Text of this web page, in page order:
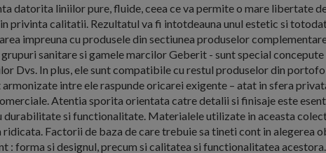
datorita liniilor pure, fluide, ceea ce va permite o mare libertate
privinta calitatii. Rezultatul va fi intotdeauna unul estetic si
impreuna cu produsele din sectiunea produselor
sanitare si gamele marcilor Geberit - sunt special concepute
Dvs. In plus, ele sunt compatibile cu restul produselor din
intre ele raspunde oricarei exigente – atat in sfera
Atentia sporita orientata catre detalii si finisaje este
durabilitate si functionalitate. Materialele utilizate in aceasta
ridicata. Factorii de baza de care trebuie sa tineti cont in alegerea
: forma si designul, precum si calitatea si functionalitatea acestora.